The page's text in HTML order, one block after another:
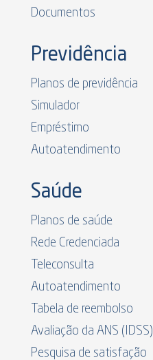
Documentos
Previdência
Planos de previdência
Simulador
Empréstimo
Autoatendimento
Saúde
Planos de saúde
Rede Credenciada
Teleconsulta
Autoatendimento
Tabela de reembolso
Avaliação da ANS (IDSS)
Pesquisa de satisfação